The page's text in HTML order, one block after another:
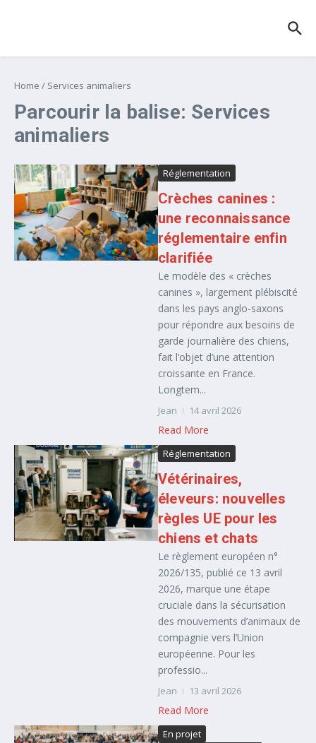
Home / Services animaliers
Parcourir la balise: Services
animaliers
Réglementation
Crèches canines :
une reconnaissance
réglementaire enfin
clarifiée
Le modèle des « crèches
canines », largement plébiscité
dans les pays anglo-saxons
pour répondre aux besoins de
garde journalière des chiens,
fait l’objet d’une attention
croissante en France.
Longtem...
Jean 14 avril 2026
Read More
Réglementation
Vétérinaires,
éleveurs: nouvelles
règles UE pour les
chiens et chats
Le règlement européen n°
2026/135, publié ce 13 avril
2026, marque une étape
cruciale dans la sécurisation
des mouvements d’animaux de
compagnie vers l’Union
européenne. Pour les
professio...
Jean 13 avril 2026
Read More
En projet